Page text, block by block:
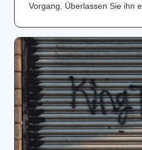
Vorgang. Überlassen Sie ihn